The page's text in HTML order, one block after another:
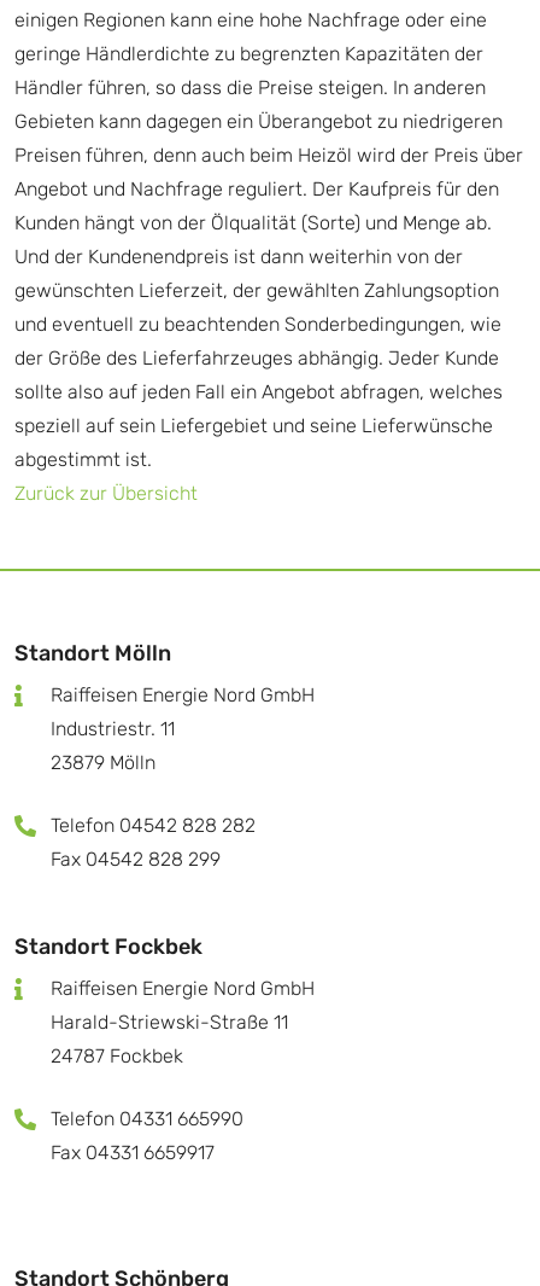
einigen Regionen kann eine hohe Nachfrage oder eine
geringe Händlerdichte zu begrenzten Kapazitäten der
Händler führen, so dass die Preise steigen. In anderen
Gebieten kann dagegen ein Überangebot zu niedrigeren
Preisen führen, denn auch beim Heizöl wird der Preis über
Angebot und Nachfrage reguliert. Der Kaufpreis für den
Kunden hängt von der Ölqualität (Sorte) und Menge ab.
Und der Kundenendpreis ist dann weiterhin von der
gewünschten Lieferzeit, der gewählten Zahlungsoption
und eventuell zu beachtenden Sonderbedingungen, wie
der Größe des Lieferfahrzeuges abhängig. Jeder Kunde
sollte also auf jeden Fall ein Angebot abfragen, welches
speziell auf sein Liefergebiet und seine Lieferwünsche
abgestimmt ist.
Zurück zur Übersicht
Standort Mölln
Raiffeisen Energie Nord GmbH
Industriestr. 11
23879 Mölln
Telefon 04542 828 282
Fax 04542 828 299
Standort Fockbek
Raiffeisen Energie Nord GmbH
Harald-Striewski-Straße 11
24787 Fockbek
Telefon 04331 665990
Fax 04331 6659917
Standort Schönberg